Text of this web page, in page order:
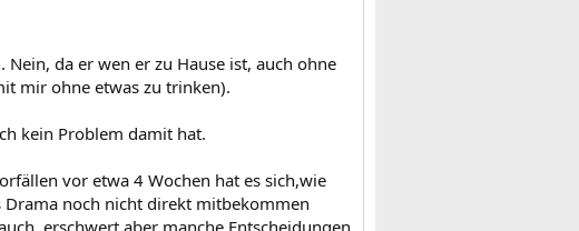
da er wen er zu Hause ist, auch ohne
mir ohne etwas zu trinken).
kein Problem damit hat.
vor etwa 4 Wochen hat es sich,wie
Drama noch nicht direkt mitbekommen
erschwert aber manche Entscheidungen